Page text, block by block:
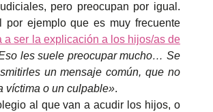
pero preocupan por igual.
por ejemplo que es muy frecuente
a ser la explicación a los hijos/as de
les suele preocupar mucho… Se
un mensaje común, que no
víctima o un culpable».
al que van a acudir los hijos, o